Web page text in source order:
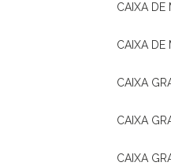
CAIXA
CAIXA
CAIXA
CAIXA
CAIXA